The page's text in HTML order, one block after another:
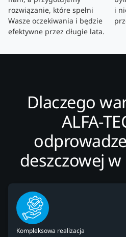
rozwiązanie, które spełni
Wasze oczekiwania i będzie
efektywne przez długie lata.
i
Dlaczego
ALFA-
deszczowej
Kompleksowa realizacja